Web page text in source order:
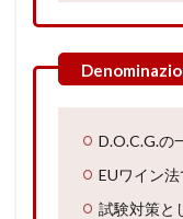
D.O.C.G.の
EUワイン
試験対策と